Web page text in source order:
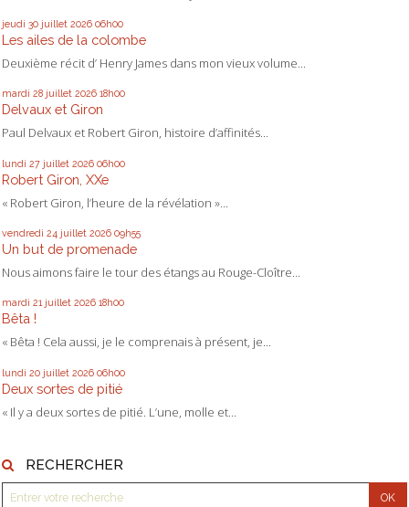
jeudi 30 juillet 2026 06h00
Les ailes de la colombe
Deuxième récit d’ Henry James dans mon vieux volume...
mardi 28 juillet 2026 18h00
Delvaux et Giron
Paul Delvaux et Robert Giron, histoire d’affinités...
lundi 27 juillet 2026 06h00
Robert Giron, XXe
« Robert Giron, l’heure de la révélation »...
vendredi 24 juillet 2026 09h55
Un but de promenade
Nous aimons faire le tour des étangs au Rouge-Cloître...
mardi 21 juillet 2026 18h00
Bêta !
« Bêta ! Cela aussi, je le comprenais à présent, je...
lundi 20 juillet 2026 06h00
Deux sortes de pitié
« Il y a deux sortes de pitié. L’une, molle et...
RECHERCHER